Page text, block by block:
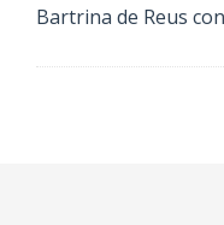
Bartrina de Reus